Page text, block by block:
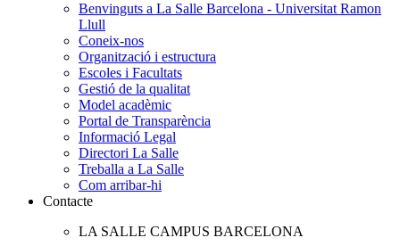
Benvinguts a La Salle Barcelona - Universitat Ramon
Llull
Coneix-nos
Organització i estructura
Escoles i Facultats
Gestió de la qualitat
Model acadèmic
Portal de Transparència
Informació Legal
Directori La Salle
Treballa a La Salle
Com arribar-hi
Contacte
LA SALLE CAMPUS BARCELONA